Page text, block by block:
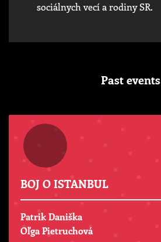
sociálnych vecí a rodiny SR.
Past events
BOJ O ISTANBUL
Patrik Daniška
Oľga Pietruchová